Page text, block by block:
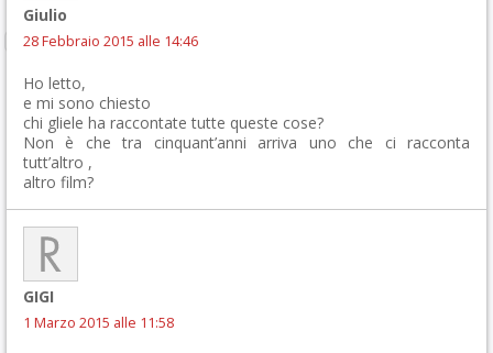
Giulio
28 Febbraio 2015 alle 14:46
Ho letto,
e mi sono chiesto
chi gliele ha raccontate tutte queste cose?
Non è che tra cinquant’anni arriva uno che ci racconta
tutt’altro ,
altro film?
GIGI
1 Marzo 2015 alle 11:58